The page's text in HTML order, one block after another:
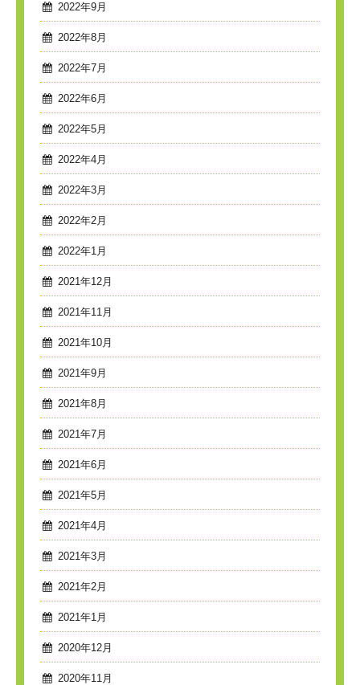
2022年9月
2022年8月
2022年7月
2022年6月
2022年5月
2022年4月
2022年3月
2022年2月
2022年1月
2021年12月
2021年11月
2021年10月
2021年9月
2021年8月
2021年7月
2021年6月
2021年5月
2021年4月
2021年3月
2021年2月
2021年1月
2020年12月
2020年11月